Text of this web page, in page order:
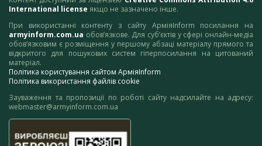
International license якщо не зазначено інше.
При використанні контенту з сайту АрміяInform посилання на
armyinform.com.ua обов’язкове. Для суб’єктів у сфері онлайн-медіа
обов’язковим є розміщення у першому абзаці матеріалу прямого та
відкритого для пошукових систем гіперпосилання на цитований
матеріал.
Політика користування сайтом АрміяInform
Політика використання файлів cookie
Зауваження та пропозиції по роботі сайту надсилайте на адресу:
webmaster@armyinform.com.ua